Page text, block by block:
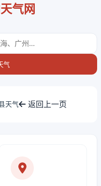
气网
气
天气 返回上一页